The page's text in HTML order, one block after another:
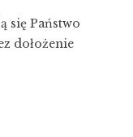
się Państwo
dołożenie